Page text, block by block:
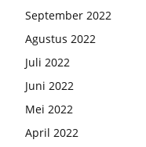
September 2022
Agustus 2022
Juli 2022
Juni 2022
Mei 2022
April 2022